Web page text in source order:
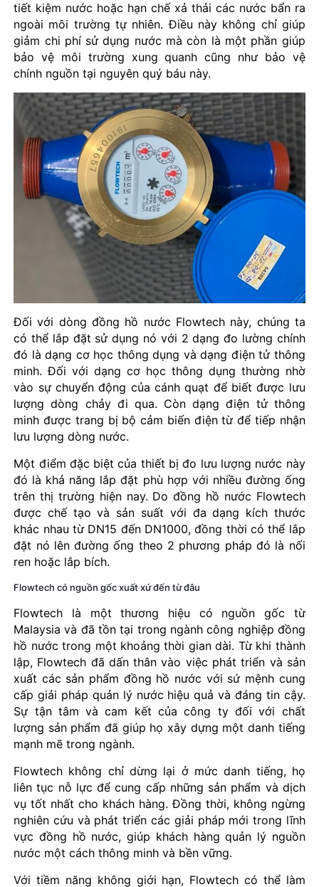
tiết kiệm nước hoặc hạn chế xả thải các nước bẩn ra
ngoài môi trường tự nhiên. Điều này không chỉ giúp
giảm chi phí sử dụng nước mà còn là một phần giúp
bảo vệ môi trường xung quanh cũng như bảo vệ
chính nguồn tại nguyên quý báu này.
Đối với dòng đồng hồ nước Flowtech này, chúng ta
có thể lắp đặt sử dụng nó với 2 dạng đo lường chính
đó là dạng cơ học thông dụng và dạng điện tử thông
minh. Đối với dạng cơ học thông dụng thường nhờ
vào sự chuyển động của cánh quạt để biết được lưu
lượng dòng chảy đi qua. Còn dạng điện tử thông
minh được trang bị bộ cảm biến điện từ để tiếp nhận
lưu lượng dòng nước.
Một điểm đặc biệt của thiết bị đo lưu lượng nước này
đó là khả năng lắp đặt phù hợp với nhiều đường ống
trên thị trường hiện nay. Do đồng hồ nước Flowtech
được chế tạo và sản suất với đa dạng kích thước
khác nhau từ DN15 đến DN1000, đồng thời có thể lắp
đặt nó lên đường ống theo 2 phương pháp đó là nối
ren hoặc lắp bích.
Flowtech có nguồn gốc xuất xứ đến từ đâu
Flowtech là một thương hiệu có nguồn gốc từ
Malaysia và đã tồn tại trong ngành công nghiệp đồng
hồ nước trong một khoảng thời gian dài. Từ khi thành
lập, Flowtech đã dấn thân vào việc phát triển và sản
xuất các sản phẩm đồng hồ nước với sứ mệnh cung
cấp giải pháp quản lý nước hiệu quả và đáng tin cậy.
Sự tận tâm và cam kết của công ty đối với chất
lượng sản phẩm đã giúp họ xây dựng một danh tiếng
mạnh mẽ trong ngành.
Flowtech không chỉ dừng lại ở mức danh tiếng, họ
liên tục nỗ lực để cung cấp những sản phẩm và dịch
vụ tốt nhất cho khách hàng. Đồng thời, không ngừng
nghiên cứu và phát triển các giải pháp mới trong lĩnh
vực đồng hồ nước, giúp khách hàng quản lý nguồn
nước một cách thông minh và bền vững.
Với tiềm năng không giới hạn, Flowtech có thể làm